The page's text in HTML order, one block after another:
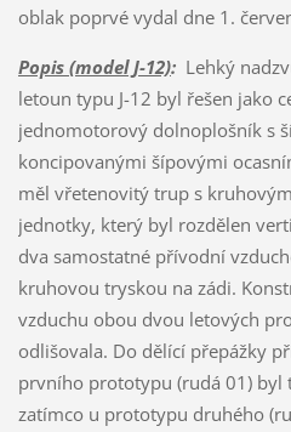
oblak poprvé vydal dne 1.
Popis (model J-12):Lehký
letoun typu J-12 byl řešen jako
jednomotorový dolnoplošník s
koncipovanými šípovými
měl vřetenovitý trup s
jednotky, který byl rozdělen
dva samostatné přívodní
kruhovou tryskou na zádi.
vzduchu obou dvou letových
odlišovala. Do dělící přepážky
prvního prototypu (rudá 01) byl
zatímco u prototypu druhého